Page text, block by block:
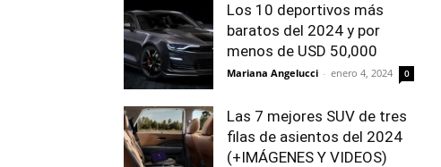
Los 10 deportivos más
baratos del 2024 y por
menos de USD 50,000
Mariana Angelucci - enero 4, 2024 0
Las 7 mejores SUV de tres
filas de asientos del 2024
(+IMÁGENES Y VIDEOS)